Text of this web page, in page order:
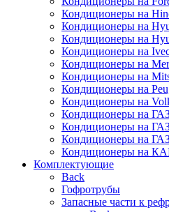
Кондиционеры на
Кондиционеры на
Кондиционеры на
Кондиционеры на
Кондиционеры на
Кондиционеры на
Кондиционеры на
Кондиционеры на
Кондиционеры на
Кондиционеры на
Кондиционеры на
Кондиционеры на
Комплектующие
Back
Гофротрубы
Запасные части к